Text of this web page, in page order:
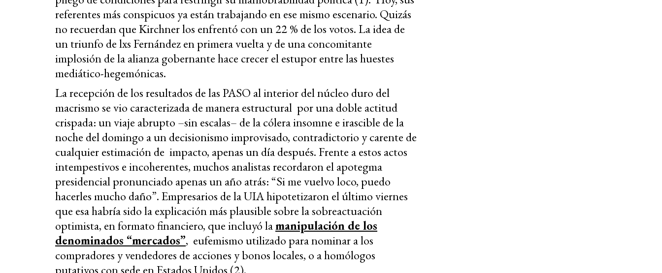
referentes más conspicuos ya están trabajando en ese mismo escenario. Quizás
no recuerdan que Kirchner los enfrentó con un 22 % de los votos. La idea de
un triunfo de lxs Fernández en primera vuelta y de una concomitante
implosión de la alianza gobernante hace crecer el estupor entre las huestes
mediático-hegemónicas.
La recepción de los resultados de las PASO al interior del núcleo duro del
macrismo se vio caracterizada de manera estructural por una doble actitud
crispada: un viaje abrupto –sin escalas– de la cólera insomne e irascible de la
noche del domingo a un decisionismo improvisado, contradictorio y carente de
cualquier estimación de impacto, apenas un día después. Frente a estos actos
intempestivos e incoherentes, muchos analistas recordaron el apotegma
presidencial pronunciado apenas un año atrás: “Si me vuelvo loco, puedo
hacerles mucho daño”. Empresarios de la UIA hipotetizaron el último viernes
que esa habría sido la explicación más plausible sobre la sobreactuación
optimista, en formato financiero, que incluyó lamanipulación de los
denominados “mercados”, eufemismo utilizado para nominar a los
compradores y vendedores de acciones y bonos locales, o a homólogos